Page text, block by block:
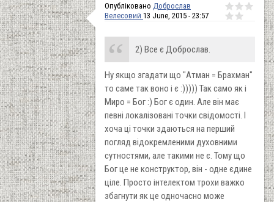
Опубліковано Доброслав
Велесовий 13 June, 2015 - 23:57
2) Все є Доброслав.
Ну якщо згадати що "Атман = Брахман"
то саме так воно і є :))))) Так само як і
Миро = Бог :) Бог є один. Але він має
певні локалізовані точки свідомості. І
хоча ці точки здаються на перший
погляд відокремленими духовними
сутностями, але такими не є. Тому що
Бог це не конструктор, він - одне єдине
ціле. Просто інтелектом трохи важко
збагнути як це одночасно може